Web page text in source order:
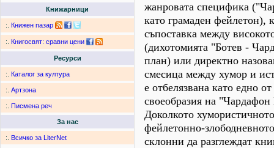
Книжарници
:. Книжен пазар
:. Книгосвят: сравни цени
Ресурси
:. Каталог за култура
:. Артзона
:. Писмена реч
За нас
:. Всичко за LiterNet
жанровата специфика
като грамаден фейлетон),
съпоставка между
(дихотомията "Ботев -
план) или директно
смесица между хумор и
е отбелязвана като едно
своеобразия на
Доколкото
фейлетонно-
склонни да разглеждат